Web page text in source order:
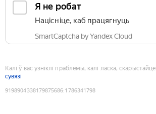
Я не робат
Націсніце, каб працягнуць
SmartCaptcha by Yandex Cloud
Калі ў вас узніклі праблемы, калі ласка, скарыстайце
сувязі
9198904338179875686:1786341798